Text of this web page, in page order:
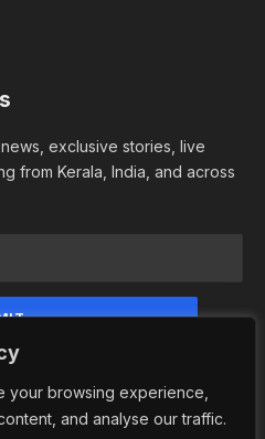
your browsing experience,
and analyse our traffic.
exclusive stories, live
from Kerala, India, and across
to the our terms and our